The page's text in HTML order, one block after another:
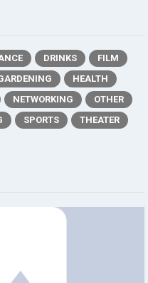
DRINKS
FILM
HEALTH
NETWORKING
OTHER
SPORTS
THEATER